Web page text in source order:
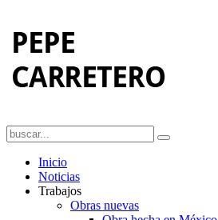
Inicio
Noticias
Trabajos
Obras nuevas